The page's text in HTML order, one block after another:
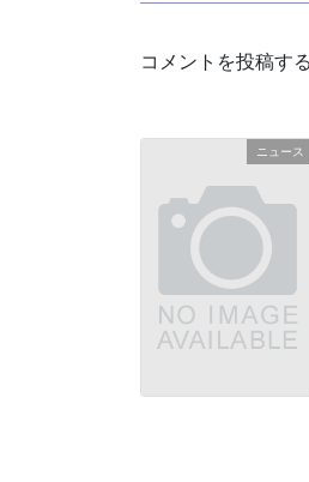
コメントを投稿す
ニュース